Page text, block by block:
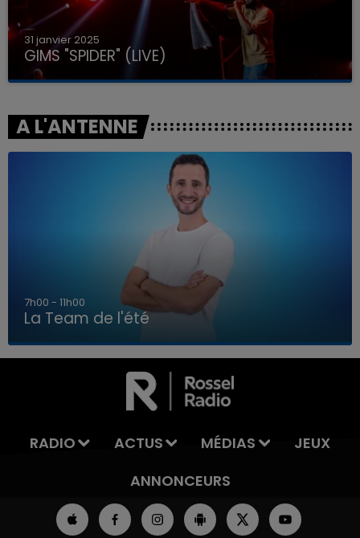
LA TEAM DE L'ÉTÉ
31 janvier 2025
GIMS "SPIDER" (LIVE)
A L'ANTENNE
7h00 - 11h00
La Team de l'été
RADIO ACTUS MÉDIAS
JEUX
ANNONCEURS